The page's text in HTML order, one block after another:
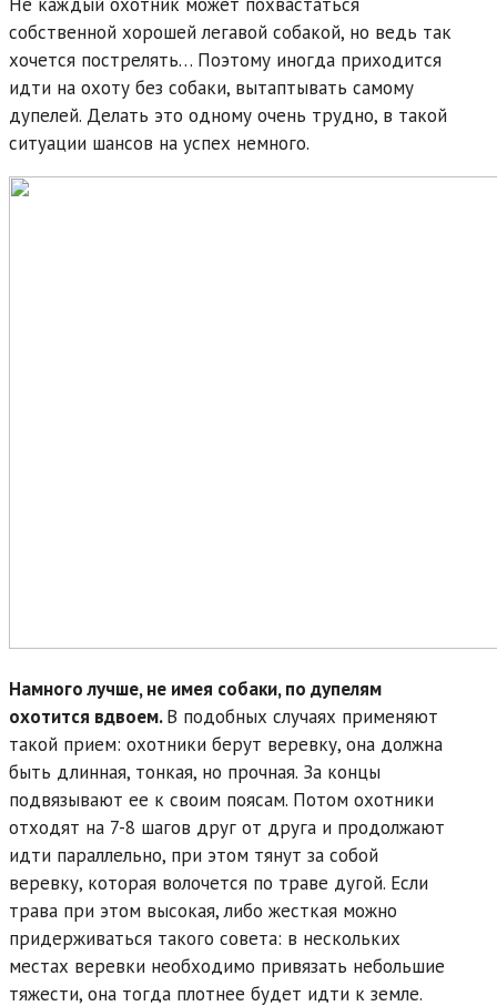
собственной хорошей легавой собакой, но ведь так
хочется пострелять… Поэтому иногда приходится
идти на охоту без собаки, вытаптывать самому
дупелей. Делать это одному очень трудно, в такой
ситуации шансов на успех немного.
Намного лучше, не имея собаки, по дупелям
охотится вдвоем.В подобных случаях применяют
такой прием: охотники берут веревку, она должна
быть длинная, тонкая, но прочная. За концы
подвязывают ее к своим поясам. Потом охотники
отходят на 7-8 шагов друг от друга и продолжают
идти параллельно, при этом тянут за собой
веревку, которая волочется по траве дугой. Если
трава при этом высокая, либо жесткая можно
придерживаться такого совета: в нескольких
местах веревки необходимо привязать небольшие
тяжести, она тогда плотнее будет идти к земле.